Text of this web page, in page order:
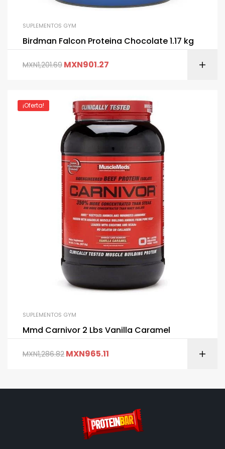
SUPLEMENTOS GYM
Birdman Falcon Proteina Chocolate 1.17 kg
MXN1,201.69 MXN901.27
¡Oferta!
SUPLEMENTOS GYM
Mmd Carnivor 2 Lbs Vanilla Caramel
MXN1,286.82 MXN965.11